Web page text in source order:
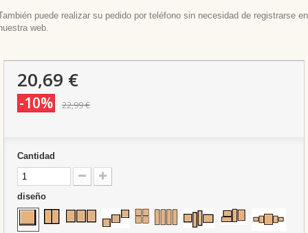
puede realizar su pedido por teléfono sin necesidad de registrarse en
web.
20,69 €
-10% 22,99 €
Cantidad
diseño